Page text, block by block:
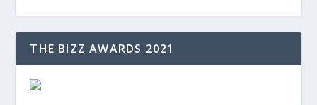
THE BIZZ AWARDS 2021